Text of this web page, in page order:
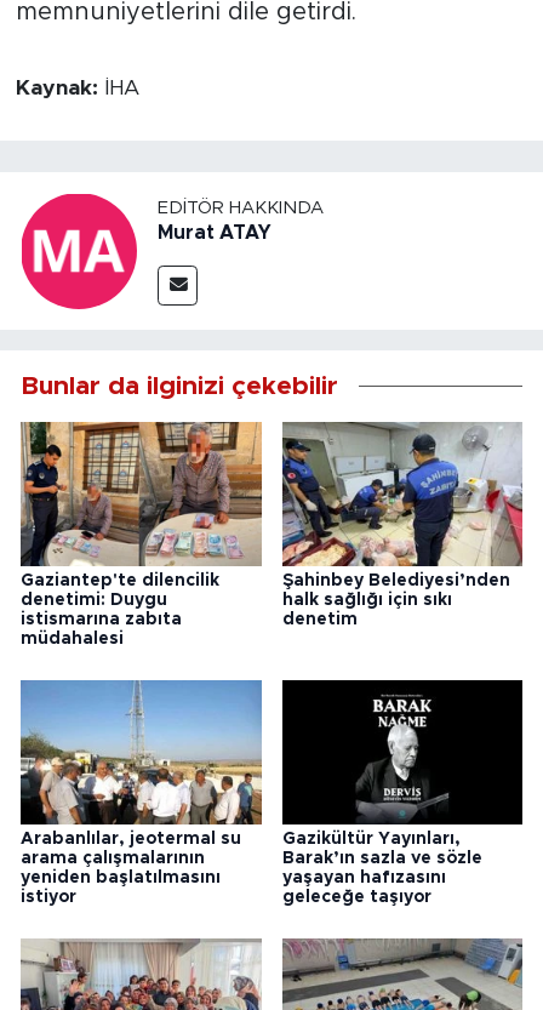
memnuniyetlerini dile getirdi.
Kaynak: İHA
EDITÖR HAKKINDA
Murat ATAY
Bunlar da ilginizi çekebilir
Gaziantep'te dilencilik
denetimi: Duygu
istismarına zabıta
müdahalesi
Şahinbey Belediyesi’nden
halk sağlığı için sıkı
denetim
Arabanlılar, jeotermal su
arama çalışmalarının
yeniden başlatılmasını
istiyor
Gazikültür Yayınları,
Barak’ın sazla ve sözle
yaşayan hafızasını
geleceğe taşıyor